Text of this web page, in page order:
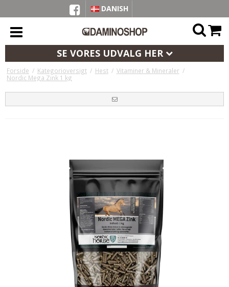
DANISH
SE VORES UDVALG HER
Forside / Kategorioversigt / Hest / Vitaminer & Mineraler /
Nordic Mega Zink 1 kg